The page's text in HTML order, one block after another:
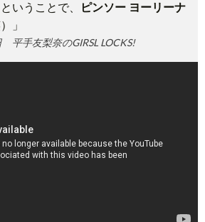
いうことで、
ピンソー ヨーリーナ
」
平手友梨奈のGIRSL LOCKS!